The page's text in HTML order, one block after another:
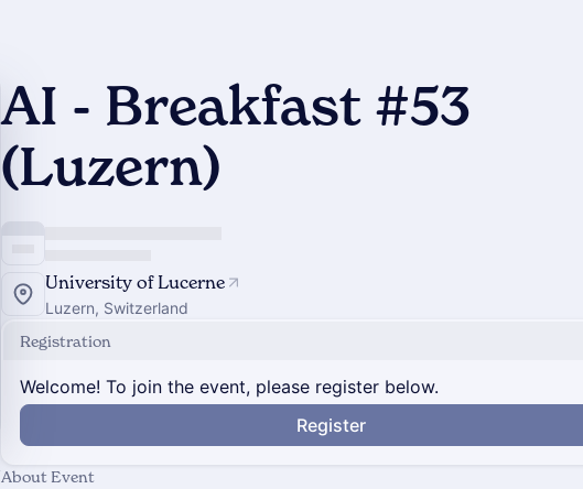
AI - Breakfast #53
(Luzern)
University of Lucerne
Luzern, Switzerland
Registration
Welcome! To join the event, please register below.
Register
About Event